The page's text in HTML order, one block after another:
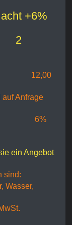
+6%
2
12,00
auf Anfrage
6%
ein Angebot
Wasser,